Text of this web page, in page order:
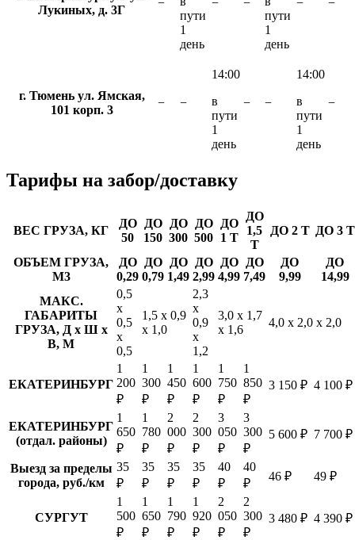
Лукиных, д. 3Г
−
пути
1
день
− −
пути
1
день
− −
г. Тюмень ул. Ямская,
101 корп. 3
− −
14:00
в
пути
1
день
− −
14:00
в
пути
1
день
−
Тарифы на забор/доставку
ВЕС ГРУЗА, КГ
ДО
50
ДО
150
ДО
300
ДО
500
ДО
1 Т
ДО
1,5
Т
ДО 2 Т ДО 3 Т
ОБЪЕМ ГРУЗА,
М3
ДО
0,29
ДО
0,79
ДО
1,49
ДО
2,99
ДО
4,99
ДО
7,49
ДО
9,99
ДО
14,99
МАКС.
ГАБАРИТЫ
ГРУЗА, Д х Ш х
В, М
0,5
х
0,5
х
0,5
1,5 х 0,9
х 1,0
2,3
х
0,9
х
1,2
3,0 х 1,7
х 1,6
4,0 х 2,0 х 2,0
ЕКАТЕРИНБУРГ
1
200
₽
1
300
₽
1
450
₽
1
600
₽
1
750
₽
1
850
₽
3 150 ₽ 4 100 ₽
ЕКАТЕРИНБУРГ
(отдал. районы)
1
650
₽
1
780
₽
2
000
₽
2
300
₽
3
050
₽
3
300
₽
5 600 ₽ 7 700 ₽
Выезд за пределы
города, руб./км
35
₽
35
₽
35
₽
35
₽
40
₽
40
₽
46 ₽ 49 ₽
СУРГУТ
1
500
₽
1
650
₽
1
790
₽
1
920
₽
2
050
₽
2
300
₽
3 480 ₽ 4 390 ₽